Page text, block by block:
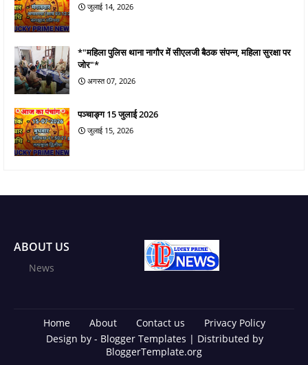
जुलाई 14, 2026
*"महिला पुलिस थाना नागौर में सीएलजी बैठक संपन्न, महिला सुरक्षा पर
जोर"*
अगस्त 07, 2026
पञ्चाङ्ग 15 जुलाई 2026
जुलाई 15, 2026
ABOUT US
News
Home About Contact us
Privacy Policy
Design by - Blogger Templates | Distributed by
BloggerTemplate.org